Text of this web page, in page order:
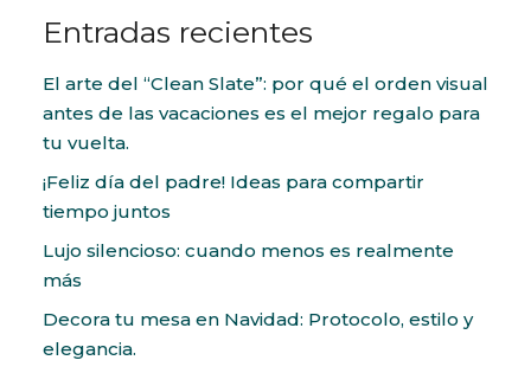
Entradas recientes
El arte del “Clean Slate”: por qué el orden visual
antes de las vacaciones es el mejor regalo para
tu vuelta.
¡Feliz día del padre! Ideas para compartir
tiempo juntos
Lujo silencioso: cuando menos es realmente
más
Decora tu mesa en Navidad: Protocolo, estilo y
elegancia.